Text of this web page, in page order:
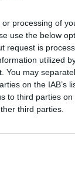
processing of
use the below
request is
utilized
You may
on the IAB’s
to third parties on
third parties.